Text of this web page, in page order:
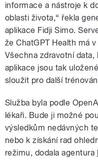
informace a nástroje k
oblasti života,“ řekla
aplikace Fidji Simo.
že ChatGPT Health má
Všechna zdravotní
aplikace jsou tak
sloužit pro další
Služba byla podle
lékaři. Bude ji možné
výsledkům nedávných
nebo k získání rad
režimu, dodala agentura